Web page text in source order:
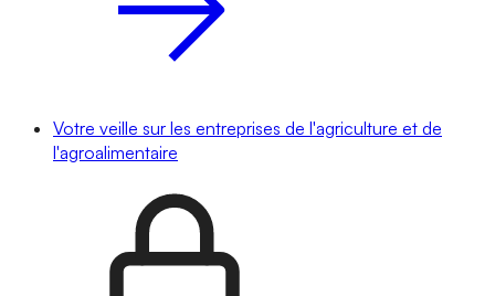
Votre veille sur les entreprises de l'agriculture et de
l'agroalimentaire